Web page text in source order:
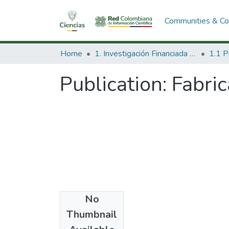
Communities &
Home 1. Investigación Financiada con Recursos Públicos
Publication:
No
Thumbnail
2006